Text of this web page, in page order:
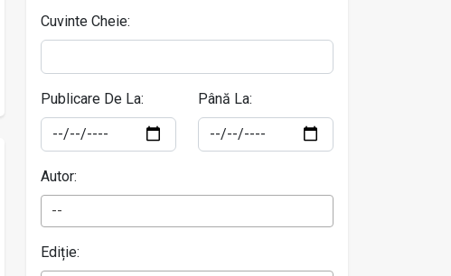
Cuvinte Cheie:
Publicare De La: Până La:
Autor:
--
Ediție: